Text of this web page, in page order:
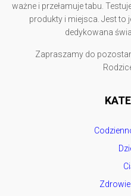
ważne i przełamuje tabu.
produkty i miejsca. Jest
dedykowana
Zapraszamy do